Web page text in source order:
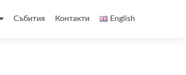
Събития Контакти English